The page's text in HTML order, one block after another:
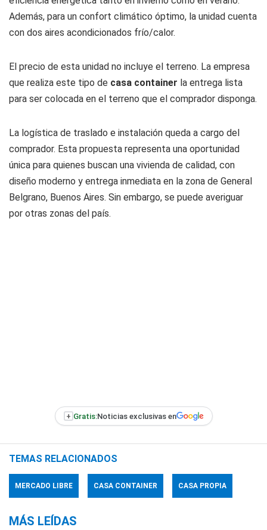
Además, para un confort climático óptimo, la unidad cuenta
con dos aires acondicionados frío/calor.
El precio de esta unidad no incluye el terreno. La empresa
que realiza este tipo de casa container la entrega lista
para ser colocada en el terreno que el comprador disponga.
La logística de traslado e instalación queda a cargo del
comprador. Esta propuesta representa una oportunidad
única para quienes buscan una vivienda de calidad, con
diseño moderno y entrega inmediata en la zona de General
Belgrano, Buenos Aires. Sin embargo, se puede averiguar
por otras zonas del país.
+ Gratis:Noticias exclusivas en
TEMAS RELACIONADOS
MERCADO LIBRE CASA CONTAINER CASA PROPIA
MÁS LEÍDAS